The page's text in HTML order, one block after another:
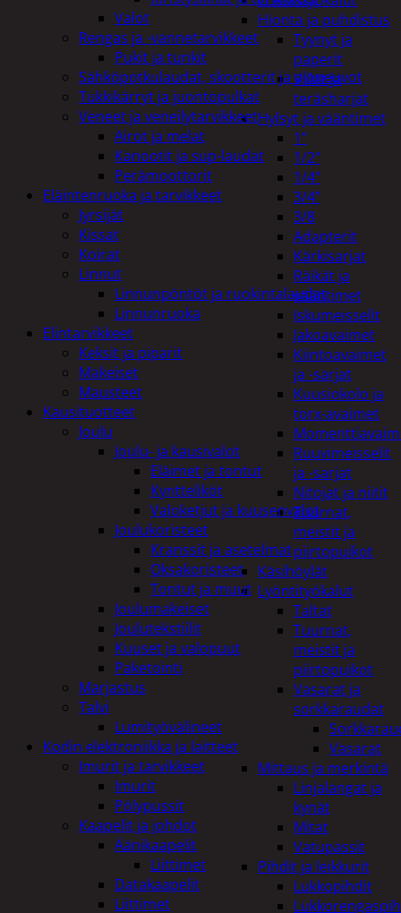
Hionta ja puhdistus
Tyynyt ja
paperit
Viilat ja
teräsharjat
Hylsyt ja vääntimet
1"
1/2"
1/4"
3/4"
3/8
Adapterit
Kärkisarjat
Räikät ja
vääntimet
Iskumeisselit
Jakoavaimet
Kiintoavaimet
ja -sarjat
Kuusiokolo ja
torx-avaimet
Ruuvimeisselit
ja -sarjat
Nitojat ja niitit
Tuurnat,
meistit ja
piirtopuikot
Käsihöylät
Lyöntityökalut
Taltat
Tuurnat,
meistit ja
piirtopuikot
Vasarat ja
sorkkaraudat
Vasarat
Mittaus ja merkintä
Linjalangat ja
kynät
Mitat
Vatupassit
Pihdit ja leikkurit
Lukkopihdit
Valot
Rengas ja -vannetarvikkeet
Pukit ja tunkit
Sähköpotkulaudat, skootterit ja ajoneuvot
Tukkikärryt ja juontopulkat
Veneet ja veneilytarvikkeet
Airot ja melat
Kanootit ja sup-laudat
Perämoottorit
Eläintenruoka ja tarvikkeet
Jyrsijät
Kissat
Koirat
Linnut
Linnunpöntöt ja ruokintalaudat
Linnunruoka
Elintarvikkeet
Keksit ja piparit
Makeiset
Mausteet
Kausituotteet
Joulu
Joulu- ja kausivalot
Eläimet ja tontut
Kyntteliköt
Valoketjut ja kuusenvalot
Joulukoristeet
Kranssit ja asetelmat
Oksakoristeet
Tontut ja muut
Joulumakeiset
Joulutekstiilit
Kuuset ja valopuut
Paketointi
Marjastus
Talvi
Lumityövälineet
Kodin elektroniikka ja laitteet
Imurit ja tarvikkeet
Imurit
Pölypussit
Kaapelit ja johdot
Äänikaapelit
Liittimet
Datakaapelit
Liittimet